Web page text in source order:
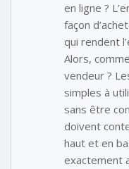
en ligne ?
façon
qui rendent
Alors,
vendeur ?
simples à
sans être
doivent
haut et en
exactement